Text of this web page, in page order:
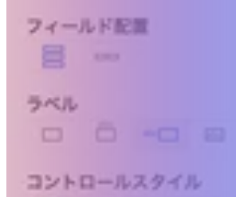
人の力を、その先へ。